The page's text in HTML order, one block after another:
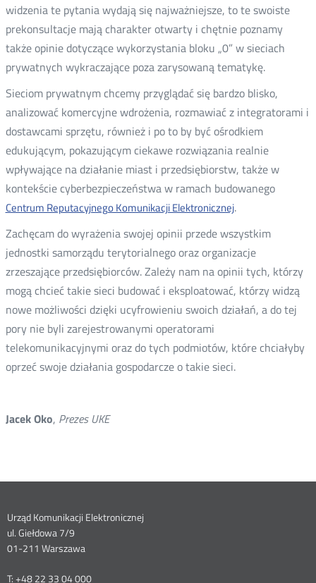
widzenia te pytania wydają się najważniejsze, to te swoiste
prekonsultacje mają charakter otwarty i chętnie poznamy
także opinie dotyczące wykorzystania bloku „0” w sieciach
prywatnych wykraczające poza zarysowaną tematykę.
Sieciom prywatnym chcemy przyglądać się bardzo blisko,
analizować komercyjne wdrożenia, rozmawiać z integratorami i
dostawcami sprzętu, również i po to by być ośrodkiem
edukującym, pokazującym ciekawe rozwiązania realnie
wpływające na działanie miast i przedsiębiorstw, także w
kontekście cyberbezpieczeństwa w ramach budowanego
Centrum Reputacyjnego Komunikacji Elektronicznej.
Zachęcam do wyrażenia swojej opinii przede wszystkim
jednostki samorządu terytorialnego oraz organizacje
zrzeszające przedsiębiorców. Zależy nam na opinii tych, którzy
mogą chcieć takie sieci budować i eksploatować, którzy widzą
nowe możliwości dzięki ucyfrowieniu swoich działań, a do tej
pory nie byli zarejestrowanymi operatorami
telekomunikacyjnymi oraz do tych podmiotów, które chciałyby
oprzeć swoje działania gospodarcze o takie sieci.
Jacek Oko, Prezes UKE
Dane
kontaktowe
Urząd Komunikacji Elektronicznej
ul. Giełdowa 7/9
01-211 Warszawa
T: +48 22 33 04 000